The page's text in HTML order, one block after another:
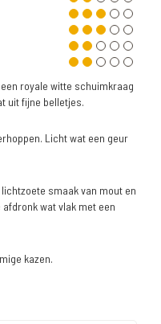
royale witte schuimkraag
uit fijne belletjes.
Licht wat een geur
smaak van mout en
wat vlak met een
kazen.